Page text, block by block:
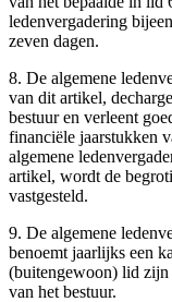
ledenvergadering
zeven dagen.
8. De algemene
van dit artikel,
bestuur en verleent
financiële jaarstukken
algemene
artikel, wordt de
vastgesteld.
9. De algemene
benoemt jaarlijks een
(buitengewoon) lid zijn
van het bestuur.